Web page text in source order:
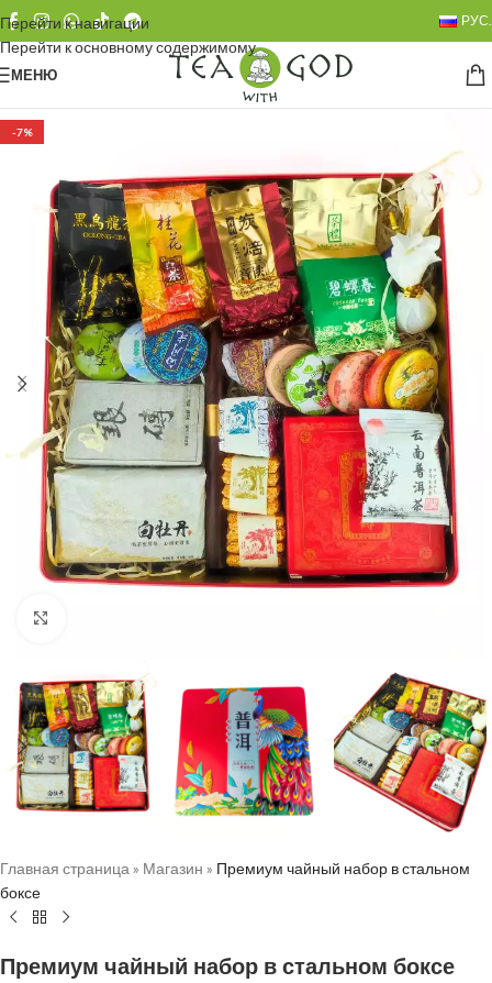
Перейти к навигации
Перейти к основному содержимому
РУС.
МЕНЮ
-7%
Главная страница » Магазин » Премиум чайный набор в стальном
боксе
Премиум чайный набор в стальном боксе